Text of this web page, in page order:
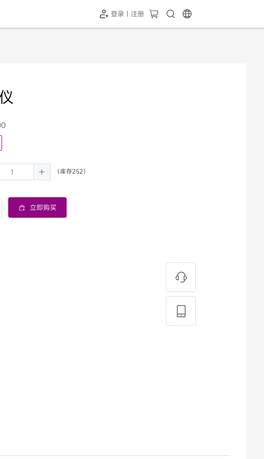
登录 | 注册
（库存252）
立即购买